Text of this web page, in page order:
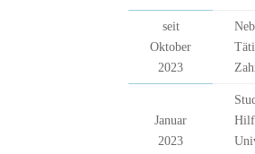
seit
Oktober
2023
Januar
2023